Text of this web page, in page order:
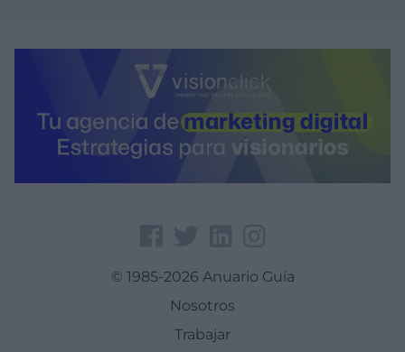
© 1985-2026 Anuario Guía
Nosotros
Trabajar